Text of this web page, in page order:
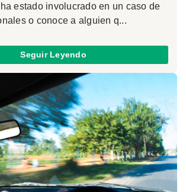
estado involucrado en un caso de
o conoce a alguien q...
Seguir Leyendo